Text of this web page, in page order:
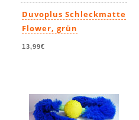
Duvoplus Schleckmatte
Flower, grün
13,99€